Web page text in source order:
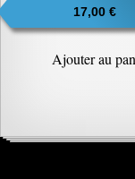
17,00 €
Ajouter au